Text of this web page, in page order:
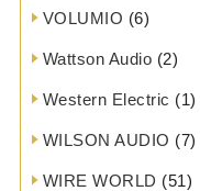
VOLUMIO (6)
Wattson Audio (2)
Western Electric (1)
WILSON AUDIO (7)
WIRE WORLD (51)